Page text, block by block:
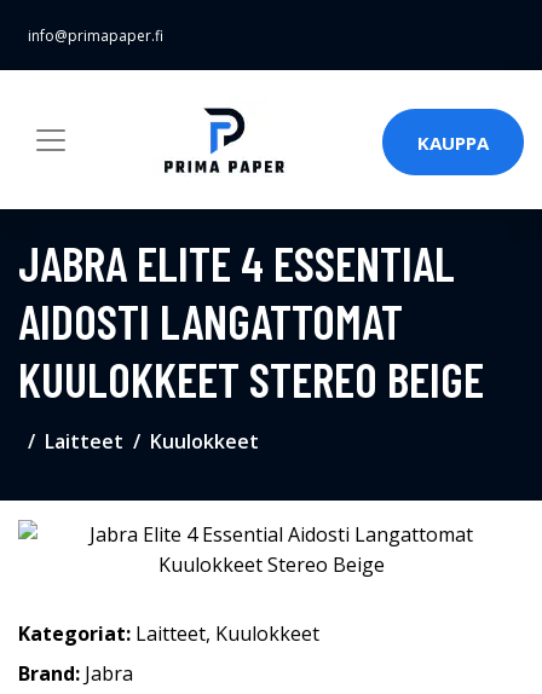
info@primapaper.fi
KAUPPA
JABRA ELITE 4 ESSENTIAL
AIDOSTI LANGATTOMAT
KUULOKKEET STEREO BEIGE
Laitteet Kuulokkeet
Kategoriat: Laitteet, Kuulokkeet
Brand: Jabra